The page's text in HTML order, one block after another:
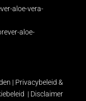
aloe-vera-
aloe-
| Privacybeleid &
| Disclaimer